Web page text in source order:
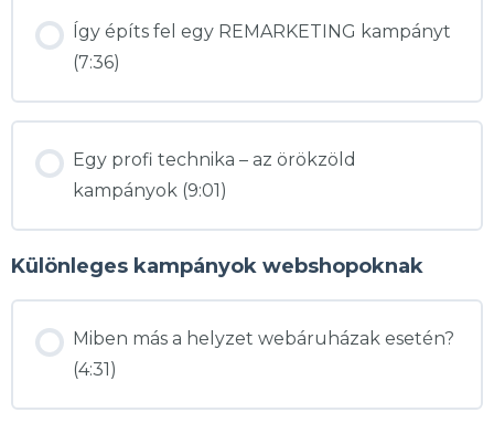
Így építs fel egy REMARKETING kampányt
(7:36)
Egy profi technika – az örökzöld
kampányok (9:01)
Különleges kampányok webshopoknak
Miben más a helyzet webáruházak esetén?
(4:31)